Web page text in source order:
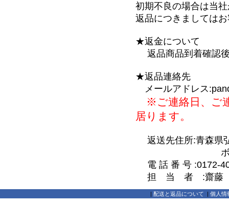
初期不良の場合は当
返品につきましては
★返金について
返品商品到着確認後
★返品連絡先
メールアドレス
※ご連絡日、ご
居ります。
返送先住所:青森県
ボワヴェ
電 話 番 号 :0172-
担 当 者 :齋藤
| 配送と返品について | 個人情